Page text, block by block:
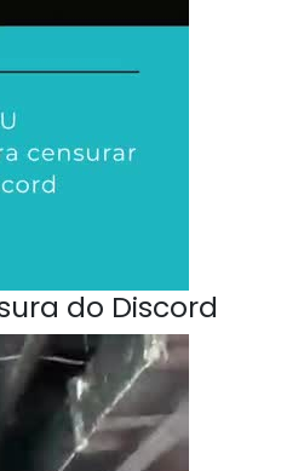
do Discord